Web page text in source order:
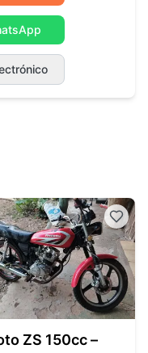
ZS 150cc –